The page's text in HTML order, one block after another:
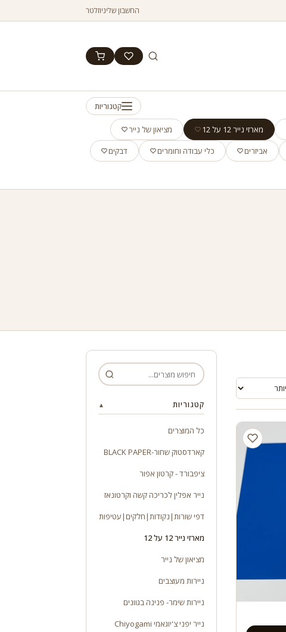
החשבון שליניוזלטר
קטגוריות
מארזי נייר 12 על 12
מציאון של נייר
אביזרים כלי עבודה וחומרים
דבקים
קטגוריות ▲
כל המוצרים
קארדסטוק שחור-BLACK PAPER
ציפבורד - קרטון אפור
נייר אפלין לכריכה קשה וקרטונאז
דפי שורות|נקודות|חלקים|עטיפות
מארזי נייר 12 על 12
מציאון של נייר
ניירות מעוצבים
ניירות שימר- פנינה בגוונים
נייר יפני צ'יוגאמי Chiyogami